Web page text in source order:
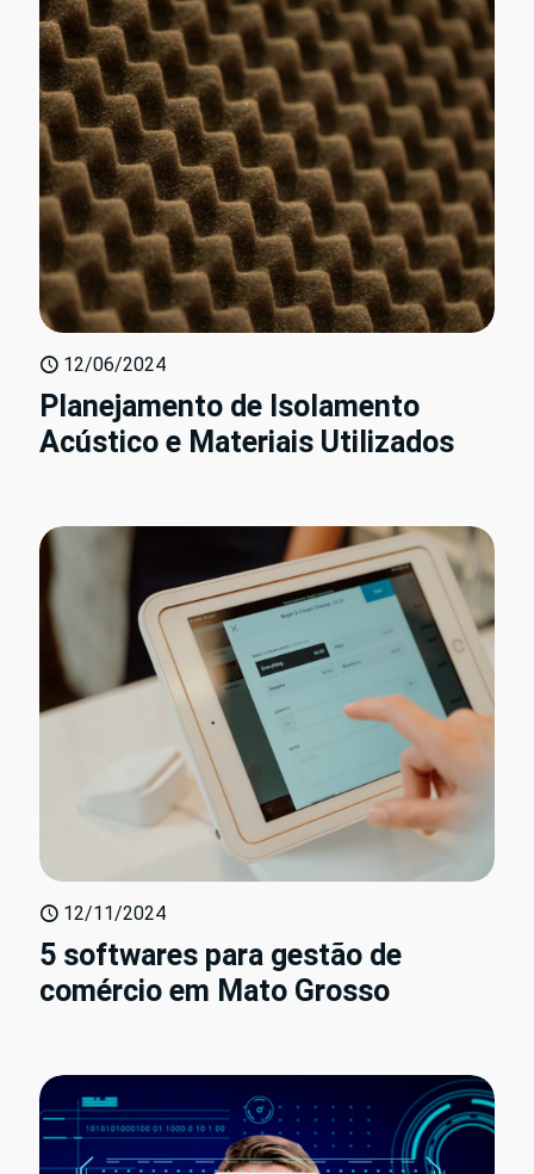
12/06/2024
Planejamento de Isolamento
Acústico e Materiais Utilizados
12/11/2024
5 softwares para gestão de
comércio em Mato Grosso